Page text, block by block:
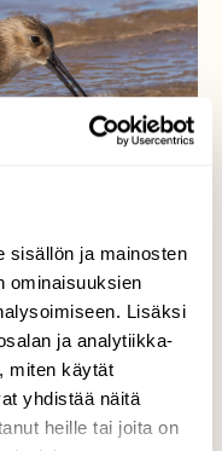
sisällön ja mainosten
ominaisuuksien
Lisäksi
ja analytiikka-
miten käytät
yhdistää näitä
heille tai joita on
sushibaari